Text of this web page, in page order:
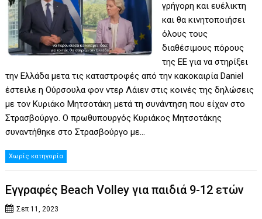
γρήγορη και ευέλικτη
και θα κινητοποιήσει
όλους τους
διαθέσιμους πόρους
της ΕΕ για να στηρίξει
την Ελλάδα μετα τις καταστροφές από την κακοκαιρία Daniel
έστειλε η Ούρσουλα φον ντερ Λάιεν στις κοινές της δηλώσεις
με τον Κυριάκο Μητσοτάκη μετά τη συνάντηση που είχαν στο
Στρασβούργο. Ο πρωθυπουργός Κυριάκος Μητσοτάκης
συναντήθηκε στο Στρασβούργο με…
Χωρίς κατηγορία
Εγγραφές Beach Volley για παιδιά 9-12 ετών
Σεπ 11, 2023